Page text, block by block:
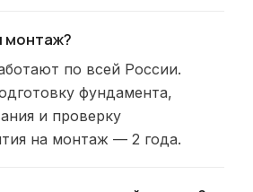
монтаж?
по всей России.
фундамента,
и проверку
на монтаж — 2 года.